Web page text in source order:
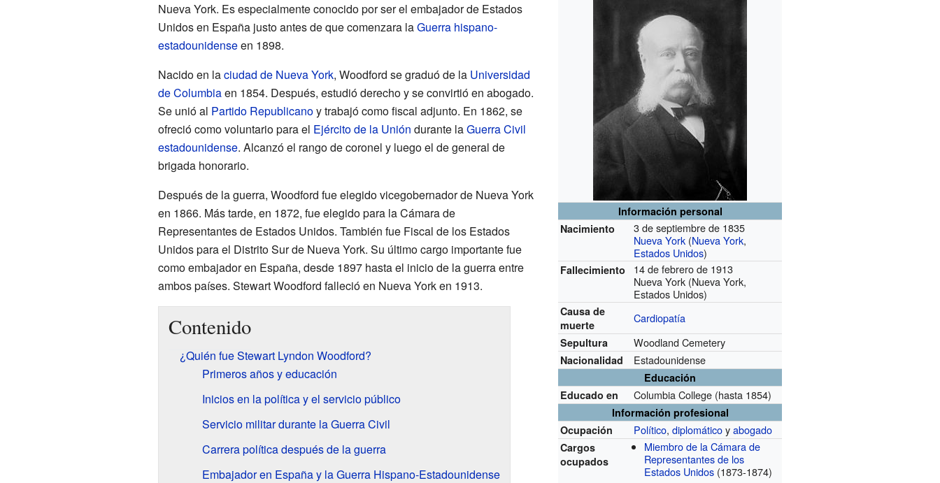
Información personal
Nacimiento
3 de septiembre de 1835
Nueva York (Nueva York,
Estados Unidos)
Fallecimiento
14 de febrero de 1913
Nueva York (Nueva York,
Estados Unidos)
Causa de
muerte
Cardiopatía
Sepultura Woodland Cemetery
Nacionalidad Estadounidense
Educación
Educado en
Columbia College (hasta 1854)
Información profesional
Ocupación
Político,diplomáticoyabogado
Cargos
ocupados
Miembro de la Cámara de
Representantes de los
Estados Unidos (1873-1874)
Nueva York. Es especialmente conocido por ser el embajador de Estados
Unidos en España justo antes de que comenzara laGuerra hispano-
estadounidenseen 1898.
Nacido en laciudad de Nueva York, Woodford se graduó de la Universidad
de Columbiaen 1854. Después, estudió derecho y se convirtió en abogado.
Se unió al Partido Republicanoy trabajó como fiscal adjunto. En 1862, se
ofreció como voluntario para el Ejército de la Unión durante laGuerra Civil
estadounidense. Alcanzó el rango de coronel y luego el de general de
brigada honorario.
Después de la guerra, Woodford fue elegido vicegobernador de Nueva York
en 1866. Más tarde, en 1872, fue elegido para la Cámara de
Representantes de Estados Unidos. También fue Fiscal de los Estados
Unidos para el Distrito Sur de Nueva York. Su último cargo importante fue
como embajador en España, desde 1897 hasta el inicio de la guerra entre
ambos países. Stewart Woodford falleció en Nueva York en 1913.
Contenido
¿Quién fue Stewart Lyndon Woodford?
Primeros años y educación
Inicios en la política y el servicio público
Servicio militar durante la Guerra Civil
Carrera política después de la guerra
Embajador en España y la Guerra Hispano-Estadounidense